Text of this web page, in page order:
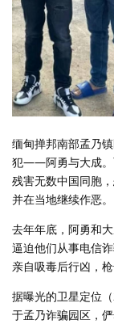
缅甸掸邦南部孟乃
犯——阿勇与大成。
残害无数中国同胞
并在当地继续作恶。
去年年底，阿勇和
逼迫他们从事电信
亲自吸毒后行凶，
据曝光的卫星定位（
于孟乃诈骗园区，